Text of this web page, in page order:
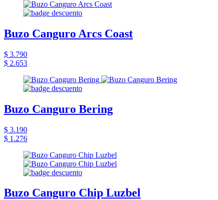
Buzo Canguro Arcs Coast
$ 3.790
$ 2.653
Buzo Canguro Bering
$ 3.190
$ 1.276
Buzo Canguro Chip Luzbel